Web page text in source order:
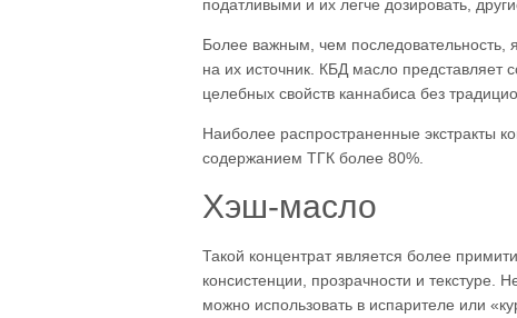
податливыми и их легче дозировать,
Более важным, чем
на их источник. КБД масло представляет
целебных свойств каннабиса без
Наиболее распространенные экстракты
содержанием ТГК более 80%.
Хэш-масло
Такой концентрат является более
консистенции, прозрачности и текстуре.
можно использовать в испарителе или